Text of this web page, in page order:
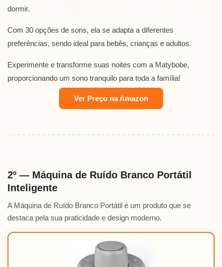
dormir.
Com 30 opções de sons, ela se adapta a diferentes
preferências, sendo ideal para bebês, crianças e adultos.
Experimente e transforme suas noites com a Matybobe,
proporcionando um sono tranquilo para toda a família!
Ver Preço na Amazon
2º — Máquina de Ruído Branco Portátil
Inteligente
A Máquina de Ruído Branco Portátil é um produto que se
destaca pela sua praticidade e design moderno.